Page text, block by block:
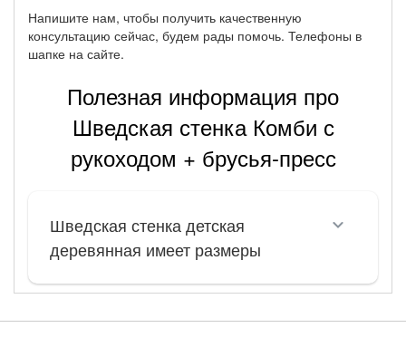
Напишите нам, чтобы получить качественную
консультацию сейчас, будем рады помочь. Телефоны в
шапке на сайте.
Полезная информация про
Шведская стенка Комби с
рукоходом + брусья-пресс
Шведская стенка детская
деревянная имеет размеры